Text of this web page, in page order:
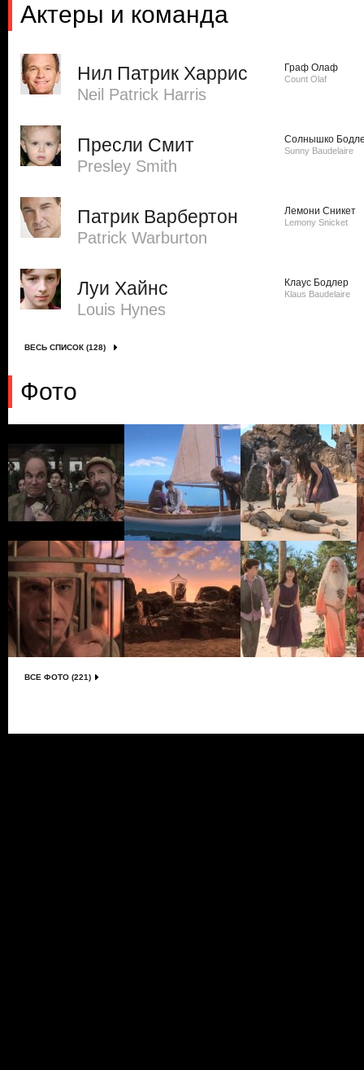
Актеры и команда
Нил Патрик Харрис
Neil Patrick Harris
Граф Олаф
Count Olaf
Пресли Смит
Presley Smith
Солнышко
Sunny Baudelaire
Патрик Варбертон
Patrick Warburton
Лемони Сникет
Lemony Snicket
Луи Хайнс
Louis Hynes
Клаус Бодлер
Klaus Baudelaire
ВЕСЬ СПИСОК (128)
Фото
ВСЕ ФОТО (221)